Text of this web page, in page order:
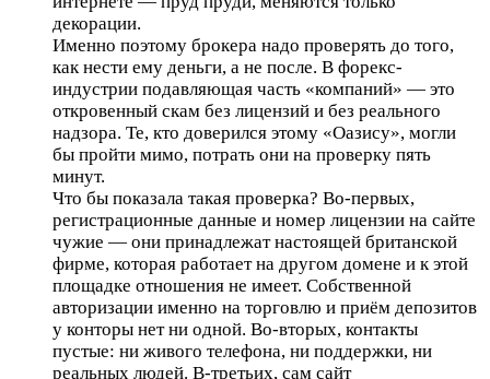
декорации.
Именно поэтому брокера надо проверять до того,
как нести ему деньги, а не после. В форекс-
индустрии подавляющая часть «компаний» — это
откровенный скам без лицензий и без реального
надзора. Те, кто доверился этому «Оазису», могли
бы пройти мимо, потрать они на проверку пять
минут.
Что бы показала такая проверка? Во-первых,
регистрационные данные и номер лицензии на сайте
чужие — они принадлежат настоящей британской
фирме, которая работает на другом домене и к этой
площадке отношения не имеет. Собственной
авторизации именно на торговлю и приём депозитов
у конторы нет ни одной. Во-вторых, контакты
пустые: ни живого телефона, ни поддержки, ни
реальных людей. В-третьих, сам сайт